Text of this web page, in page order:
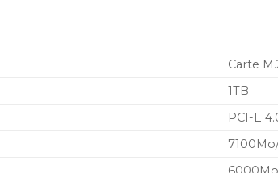
Carte
1TB
PCI-E